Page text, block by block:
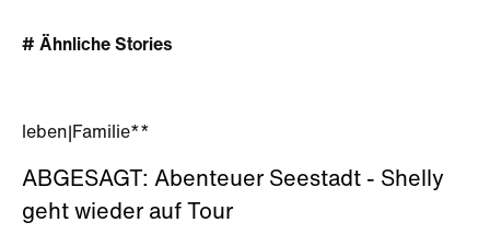
# Ähnliche Stories
leben Familie**
ABGESAGT: Abenteuer Seestadt - Shelly
geht wieder auf Tour